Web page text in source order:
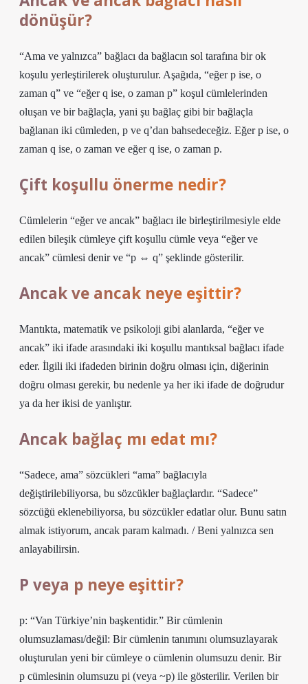
dönüşür?
“Ama ve yalnızca” bağlacı da bağlacın sol tarafına bir ok
koşulu yerleştirilerek oluşturulur. Aşağıda, “eğer p ise, o
zaman q” ve “eğer q ise, o zaman p” koşul cümlelerinden
oluşan ve bir bağlaçla, yani şu bağlaç gibi bir bağlaçla
bağlanan iki cümleden, p ve q’dan bahsedeceğiz. Eğer p ise, o
zaman q ise, o zaman ve eğer q ise, o zaman p.
Çift koşullu önerme nedir?
Cümlelerin “eğer ve ancak” bağlacı ile birleştirilmesiyle elde
edilen bileşik cümleye çift koşullu cümle veya “eğer ve
ancak” cümlesi denir ve “p ⇔ q” şeklinde gösterilir.
Ancak ve ancak neye eşittir?
Mantıkta, matematik ve psikoloji gibi alanlarda, “eğer ve
ancak” iki ifade arasındaki iki koşullu mantıksal bağlacı ifade
eder. İlgili iki ifadeden birinin doğru olması için, diğerinin
doğru olması gerekir, bu nedenle ya her iki ifade de doğrudur
ya da her ikisi de yanlıştır.
Ancak bağlaç mı edat mı?
“Sadece, ama” sözcükleri “ama” bağlacıyla
değiştirilebiliyorsa, bu sözcükler bağlaçlardır. “Sadece”
sözcüğü eklenebiliyorsa, bu sözcükler edatlar olur. Bunu satın
almak istiyorum, ancak param kalmadı. / Beni yalnızca sen
anlayabilirsin.
P veya p neye eşittir?
p: “Van Türkiye’nin başkentidir.” Bir cümlenin
olumsuzlaması/değil: Bir cümlenin tanımını olumsuzlayarak
oluşturulan yeni bir cümleye o cümlenin olumsuzu denir. Bir
p cümlesinin olumsuzu pi (veya ~p) ile gösterilir. Verilen bir